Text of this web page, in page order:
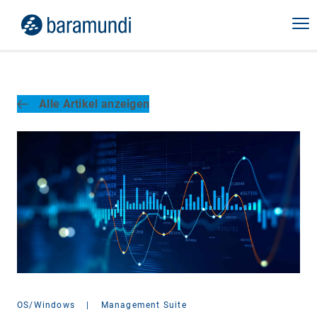
Alle Artikel anzeigen
OS/Windows | Management Suite